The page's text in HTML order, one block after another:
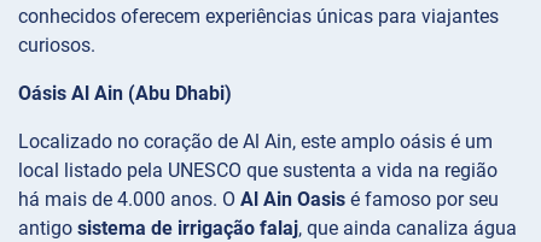
conhecidos oferecem experiências únicas para viajantes
curiosos.
Oásis Al Ain (Abu Dhabi)
Localizado no coração de Al Ain, este amplo oásis é um
local listado pela UNESCO que sustenta a vida na região
há mais de 4.000 anos. O Al Ain Oasis é famoso por seu
antigo sistema de irrigação falaj, que ainda canaliza água